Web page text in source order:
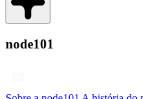
node101